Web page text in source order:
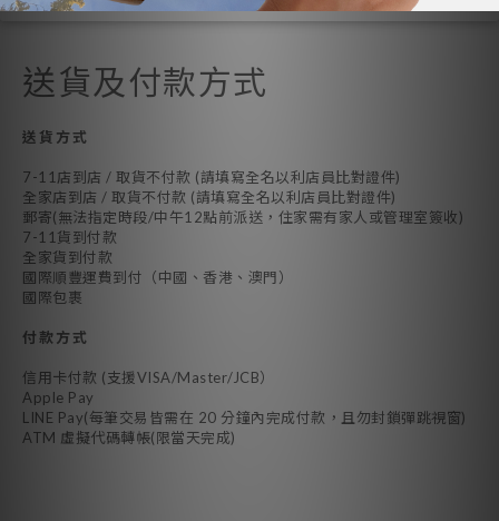
送貨及付款方式
送貨方式
7-11店到店 / 取貨不付款 (請填寫全名以利店員比對證件)
全家店到店 / 取貨不付款 (請填寫全名以利店員比對證件)
郵寄(無法指定時段/中午12點前派送，住家需有家人或管理室簽收)
7-11貨到付款
全家貨到付款
國際順豐運費到付（中國、香港、澳門）
國際包裹
付款方式
信用卡付款 (支援VISA/Master/JCB）
Apple Pay
LINE Pay(每筆交易皆需在 20 分鐘內完成付款，且勿封鎖彈跳視窗)
ATM 虛擬代碼轉帳(限當天完成)